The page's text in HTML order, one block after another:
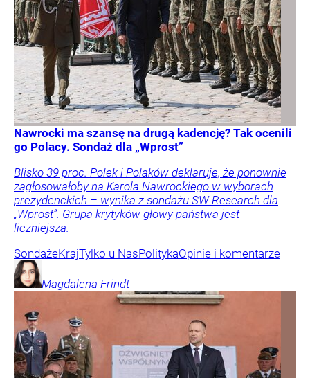
Nawrocki ma szansę na drugą kadencję? Tak ocenili
go Polacy. Sondaż dla „Wprost”
Blisko 39 proc. Polek i Polaków deklaruje, że ponownie
zagłosowałoby na Karola Nawrockiego w wyborach
prezydenckich – wynika z sondażu SW Research dla
„Wprost”. Grupa krytyków głowy państwa jest
liczniejsza.
SondażeKrajTylko u NasPolitykaOpinie i komentarze
Magdalena Frindt